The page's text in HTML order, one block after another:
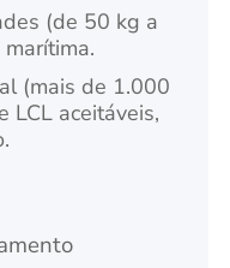
(de 50 kg a
(mais de 1.000
LCL aceitáveis,